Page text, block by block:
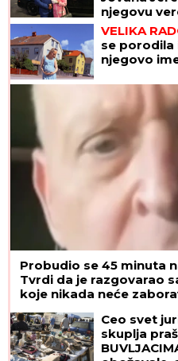
njegovu
mu je
istina"
VELIKA
se porodila
njegovo
Probudio se 45 minuta
Tvrdi da je razgovarao
koje nikada neće
Ceo svet
skuplja